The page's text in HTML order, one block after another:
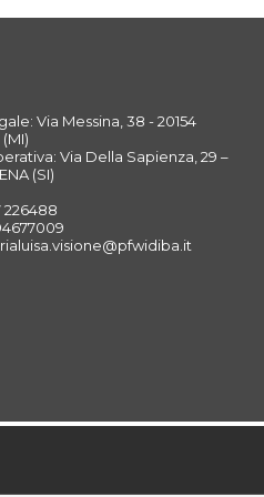
Via Messina, 38 - 20154
Via Della Sapienza, 29 –
(SI)
226488